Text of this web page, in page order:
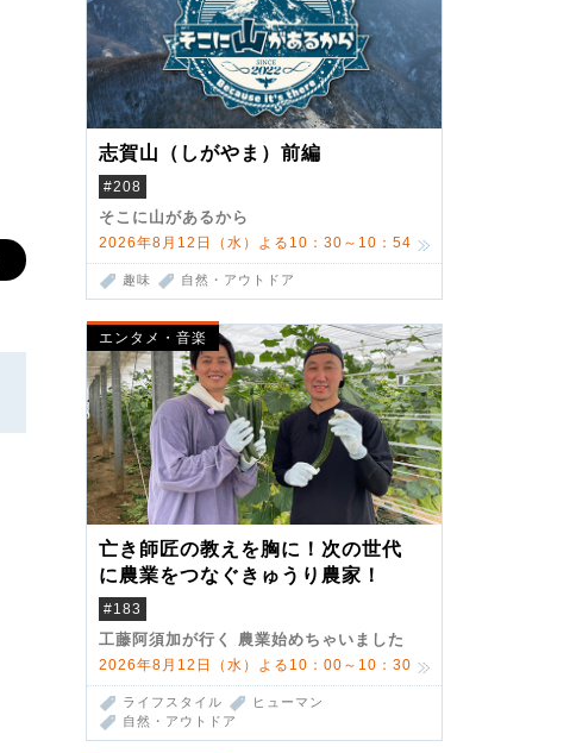
志賀山（しがやま）前編
#208
そこに山があるから
2026年8月12日（水）よる10：30～10：54
趣味 自然・アウトドア
エンタメ・音楽
亡き師匠の教えを胸に！次の世代
に農業をつなぐきゅうり農家！
#183
工藤阿須加が行く 農業始めちゃいました
2026年8月12日（水）よる10：00～10：30
ライフスタイル
ヒューマン
自然・アウトドア